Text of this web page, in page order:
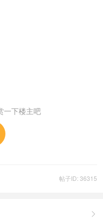
一下楼主吧
帖子ID: 36315
